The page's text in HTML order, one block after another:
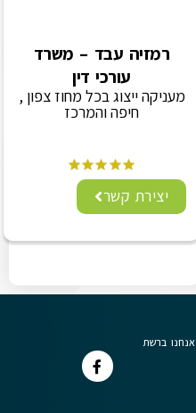
רמזיה עבד – משרד
עורכי דין
מעניקה ייצוג בכל מחוז צפון ,
חיפה והמרכז
יצירת קשר
אנחנו ברשת